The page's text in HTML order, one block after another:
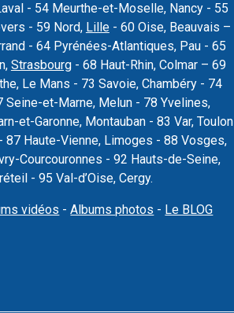
- 54 Meurthe-et-Moselle, Nancy - 55
- 59 Nord, Lille- 60 Oise, Beauvais –
- 64 Pyrénées-Atlantiques, Pau - 65
Strasbourg- 68 Haut-Rhin, Colmar – 69
Le Mans - 73 Savoie, Chambéry - 74
et-Marne, Melun - 78 Yvelines,
et-Garonne, Montauban - 83 Var, Toulon
87 Haute-Vienne, Limoges - 88 Vosges,
Courcouronnes - 92 Hauts-de-Seine,
- 95 Val-d’Oise, Cergy.
vidéos -Albums photos - Le BLOG